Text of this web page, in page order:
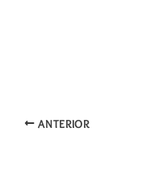
ANTERIOR